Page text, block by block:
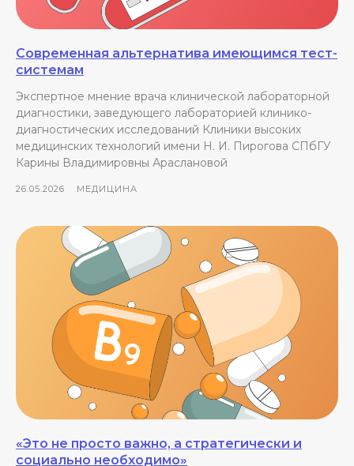
Современная альтернатива имеющимся тест-
системам
Экспертное мнение врача клинической лабораторной
диагностики, заведующего лабораторией клинико-
диагностических исследований Клиники высоких
медицинских технологий имени Н. И. Пирогова СПбГУ
Карины Владимировны Араслановой
26.05.2026 МЕДИЦИНА
«Это не просто важно, а стратегически и
социально необходимо»